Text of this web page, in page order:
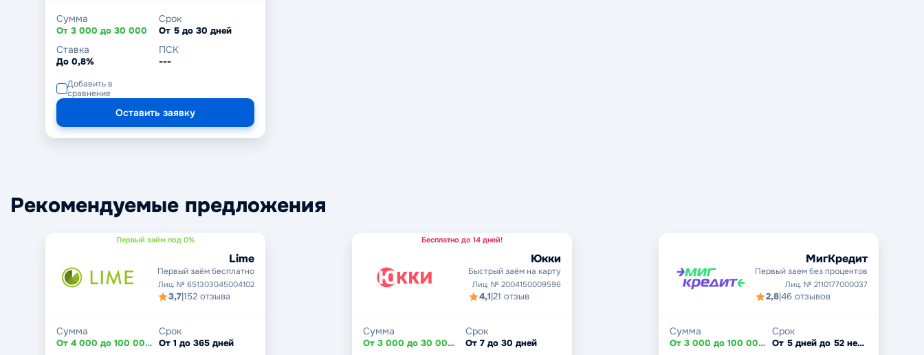
Сумма
От 3 000 до 30 000
Срок
От 5 до 30 дней
Ставка
До 0,8%
ПСК
---
Добавить в
сравнение
Оставить заявку
Рекомендуемые предложения
Первый займ под 0%
Lime
Первый заём бесплатно
Лиц. № 651303045004102
3,7|152 отзыва
Сумма
От 4 000 до 100 000 ₽
Срок
От 1 до 365 дней
Бесплатно до 14 дней!
Юкки
Быстрый заём на карту
Лиц. № 2004150009596
4,1|21 отзыв
Сумма
От 3 000 до 30 000 ₽
Срок
От 7 до 30 дней
МигКредит
Первый заем без процентов
Лиц. № 2110177000037
2,8|46 отзывов
Сумма
От 3 000 до 100 000 ₽
Срок
От 5 дней до 52 недель